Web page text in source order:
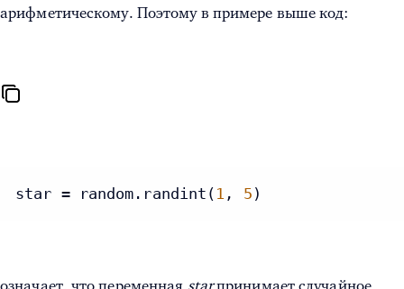
арифметическому. Поэтому в примере выше код:
star = random.randint( 1 , 5 )